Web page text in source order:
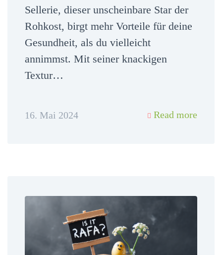
Sellerie, dieser unscheinbare Star der
Rohkost, birgt mehr Vorteile für deine
Gesundheit, als du vielleicht
annimmst. Mit seiner knackigen
Textur…
16. Mai 2024 Read more